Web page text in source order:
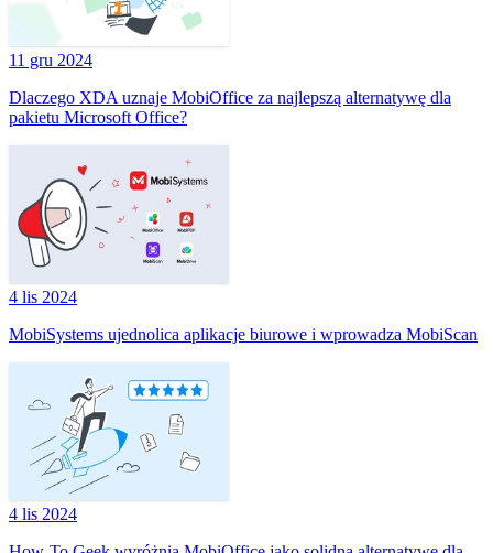
11 gru 2024
Dlaczego XDA uznaje MobiOffice za najlepszą alternatywę dla
pakietu Microsoft Office?
4 lis 2024
MobiSystems ujednolica aplikacje biurowe i wprowadza MobiScan
4 lis 2024